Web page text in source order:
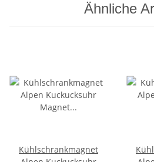
Ähnliche
Kühlschrankmagnet